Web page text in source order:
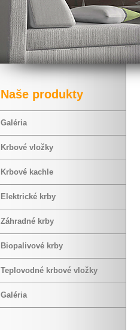
Naše produkty
Galéria
Krbové vložky
Krbové kachle
Elektrické krby
Záhradné krby
Biopalivové krby
Teplovodné krbové vložky
Galéria